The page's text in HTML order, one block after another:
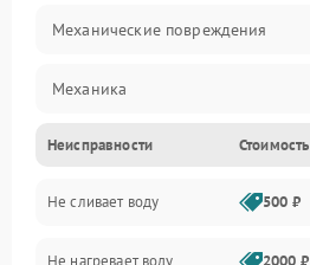
Механические повреждения
Механика
Управление
Электропитание
Неисправности Стоимость
Не сливает воду 500 ₽